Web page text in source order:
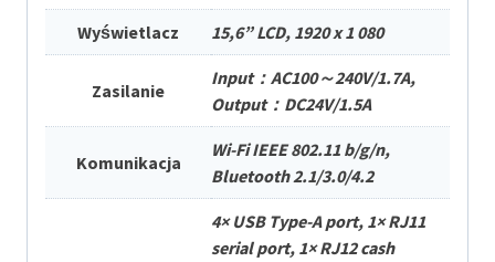
Wyświetlacz 15,6” LCD, 1920 x 1 080
Zasilanie
Input：AC100～240V/1.7A,
Output：DC24V/1.5A
Komunikacja
Wi-Fi IEEE 802.11 b/g/n,
Bluetooth 2.1/3.0/4.2
4× USB Type-A port, 1× RJ11
serial port, 1× RJ12 cash